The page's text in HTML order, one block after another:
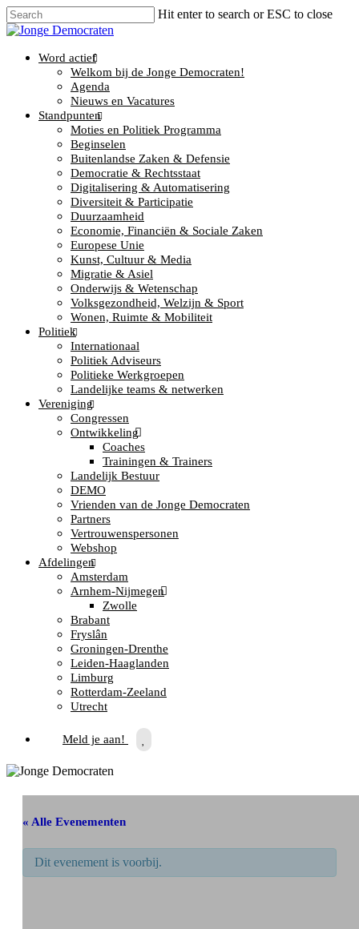
Hit enter to search or ESC to close
Word actief
Welkom bij de Jonge Democraten!
Agenda
Nieuws en Vacatures
Standpunten
Moties en Politiek Programma
Beginselen
Buitenlandse Zaken & Defensie
Democratie & Rechtsstaat
Digitalisering & Automatisering
Diversiteit & Participatie
Duurzaamheid
Economie, Financiën & Sociale Zaken
Europese Unie
Kunst, Cultuur & Media
Migratie & Asiel
Onderwijs & Wetenschap
Volksgezondheid, Welzijn & Sport
Wonen, Ruimte & Mobiliteit
Politiek
Internationaal
Politiek Adviseurs
Politieke Werkgroepen
Landelijke teams & netwerken
Vereniging
Congressen
Ontwikkeling
Coaches
Trainingen & Trainers
Landelijk Bestuur
DEMO
Vrienden van de Jonge Democraten
Partners
Vertrouwenspersonen
Webshop
Afdelingen
Amsterdam
Arnhem-Nijmegen
Zwolle
Brabant
Fryslân
Groningen-Drenthe
Leiden-Haaglanden
Limburg
Rotterdam-Zeeland
Utrecht
Meld je aan!
« Alle Evenementen
Dit evenement is voorbij.